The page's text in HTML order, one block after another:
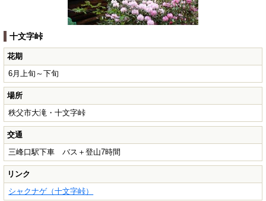
十文字峠
花期
6月上旬～下旬
場所
秩父市大滝・十文字峠
交通
三峰口駅下車 バス＋登山7時間
リンク
シャクナゲ（十文字峠）